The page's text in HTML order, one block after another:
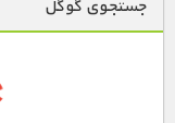
جستجوی گوگل